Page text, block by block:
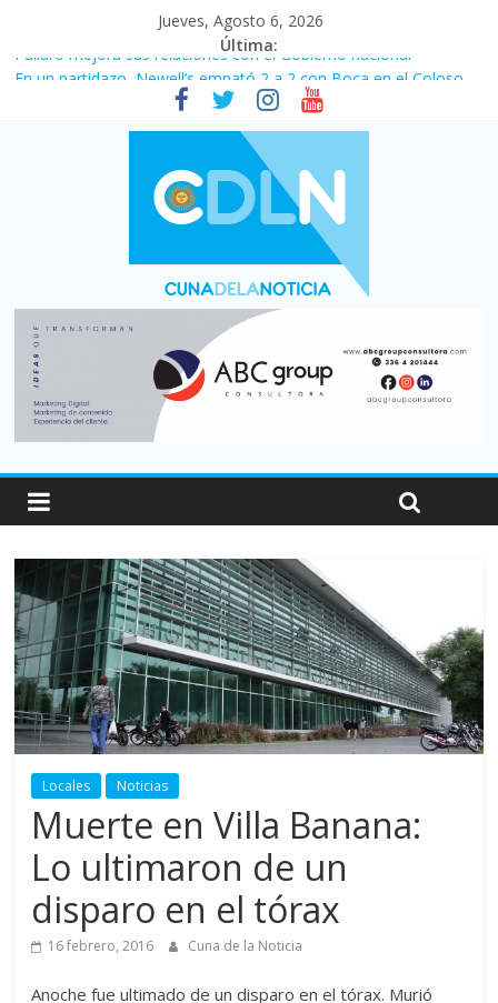
Jueves, Agosto 6, 2026
Última:
Pullaro mejora sus relaciones con el Gobierno nacional
En un partidazo, Newell’s empató 2 a 2 con Boca en el Coloso
Vacaciones de invierno con más movimiento y consumo
turístico: 4,6 millones de personas viajaron por el país, un 5,9%
Fuerte caída de la venta de autos usados en julio: bajó un 12,6%
Central venció 1 a 0 al River de Coudet en el Monumental
Locales Noticias
Muerte en Villa Banana:
Lo ultimaron de un
disparo en el tórax
16 febrero, 2016 Cuna de la Noticia
Anoche fue ultimado de un disparo en el tórax. Murió